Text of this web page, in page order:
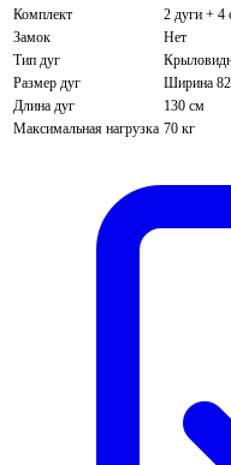
Комплект
2 дуги + 4
Замок
Нет
Тип дуг
Размер дуг
Ширина
Длина дуг
130 см
Максимальная нагрузка 70 кг